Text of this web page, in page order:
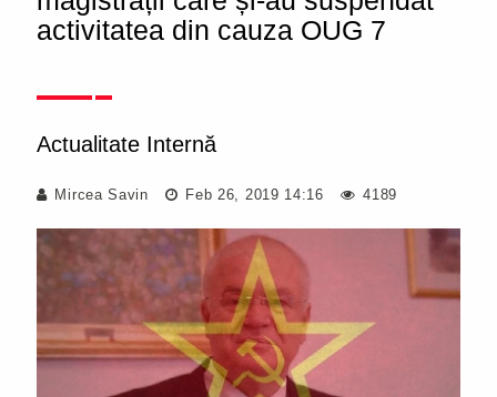
activitatea din cauza OUG 7
Actualitate Internă
Mircea Savin Feb 26, 2019 14:16 4189